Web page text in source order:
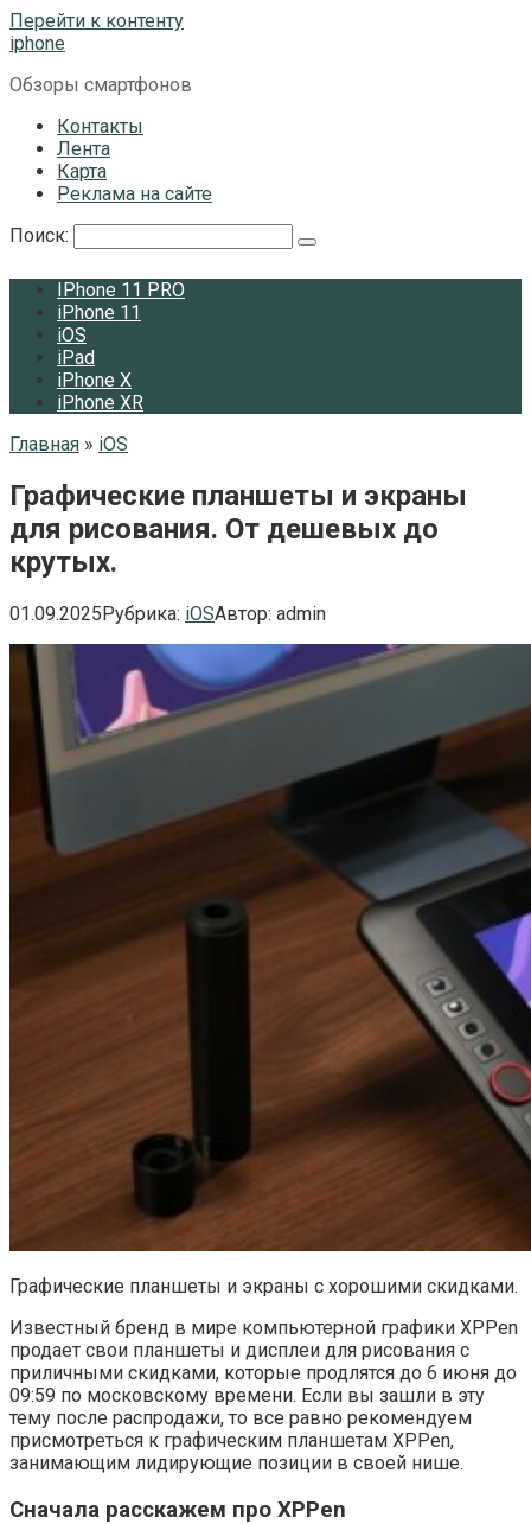
Перейти к контенту
iphone
Обзоры смартфонов
Контакты
Лента
Карта
Реклама на сайте
Поиск:
IPhone 11 PRO
iPhone 11
iOS
iPad
iPhone X
iPhone XR
Главная » iOS
Графические планшеты и экраны
для рисования. От дешевых до
крутых.
01.09.2025Рубрика: iOSАвтор: admin
Графические планшеты и экраны с хорошими скидками.
Известный бренд в мире компьютерной графики XPPen
продает свои планшеты и дисплеи для рисования с
приличными скидками, которые продлятся до 6 июня до
09:59 по московскому времени. Если вы зашли в эту
тему после распродажи, то все равно рекомендуем
присмотреться к графическим планшетам XPPen,
занимающим лидирующие позиции в своей нише.
Сначала расскажем про XPPen